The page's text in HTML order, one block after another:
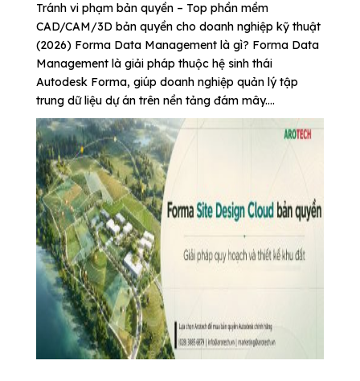
Tránh vi phạm bản quyền – Top phần mềm
CAD/CAM/3D bản quyền cho doanh nghiệp kỹ thuật
(2026) Forma Data Management là gì? Forma Data
Management là giải pháp thuộc hệ sinh thái
Autodesk Forma, giúp doanh nghiệp quản lý tập
trung dữ liệu dự án trên nền tảng đám mây....